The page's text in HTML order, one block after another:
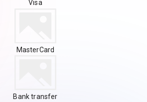
Visa
MasterCard
Bank transfer